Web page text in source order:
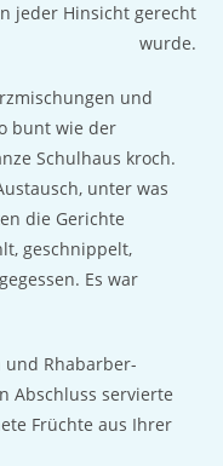
jeder Hinsicht gerecht
wurde.
und
bunt wie der
Schulhaus kroch.
unter was
die Gerichte
geschnippelt,
Es war
und Rhabarber-
Abschluss servierte
Früchte aus Ihrer